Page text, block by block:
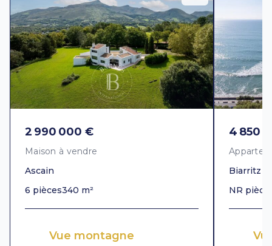
2 990 000 €
Maison à vendre
Ascain
6 pièces340 m²
Vue montagne
4 850
Biarritz
NR pièce